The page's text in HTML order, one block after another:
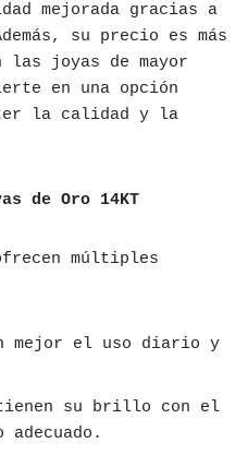
mejorada gracias a
su precio es más
las joyas de mayor
en una opción
la calidad y la
de Oro 14KT
múltiples
mejor el uso diario y
su brillo con el